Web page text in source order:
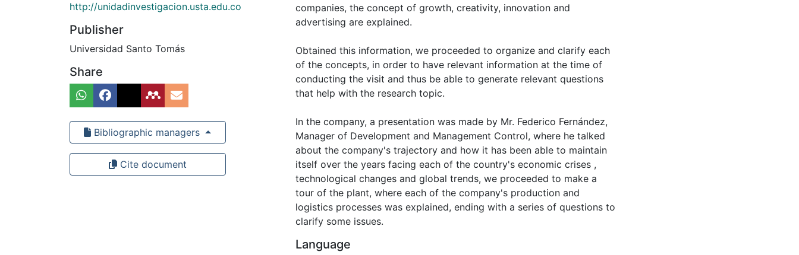
http://unidadinvestigacion.usta.edu.co
Publisher
Universidad Santo Tomás
Share
Bibliographic managers
Cite document
companies, the concept of growth, creativity, innovation and
advertising are explained.
Obtained this information, we proceeded to organize and clarify each
of the concepts, in order to have relevant information at the time of
conducting the visit and thus be able to generate relevant questions
that help with the research topic.
In the company, a presentation was made by Mr. Federico Fernández,
Manager of Development and Management Control, where he talked
about the company's trajectory and how it has been able to maintain
itself over the years facing each of the country's economic crises ,
technological changes and global trends, we proceeded to make a
tour of the plant, where each of the company's production and
logistics processes was explained, ending with a series of questions to
clarify some issues.
Language